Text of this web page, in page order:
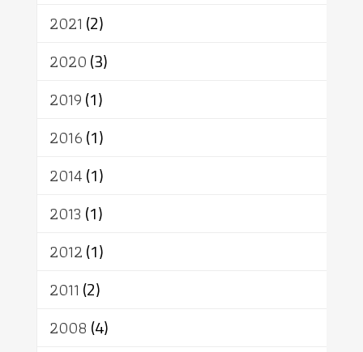
อัตถะ
เทวดา
2021 (2)
2020(3)
2019(1)
2016(1)
2014(1)
2013 (1)
2012(1)
2011 (2)
2008 (4)